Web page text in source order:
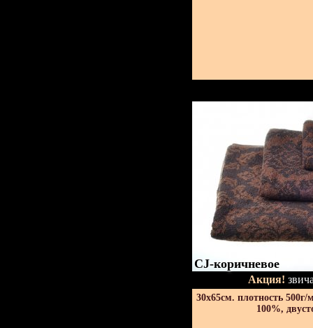
CJ-коричневое
Акция!
30х65см. плотность 500г/
100%,